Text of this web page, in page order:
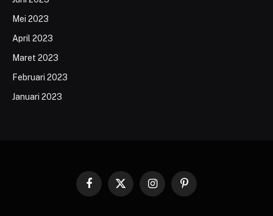
Mei 2023
April 2023
Maret 2023
Februari 2023
Januari 2023
Facebook
X
InstagramPinterest